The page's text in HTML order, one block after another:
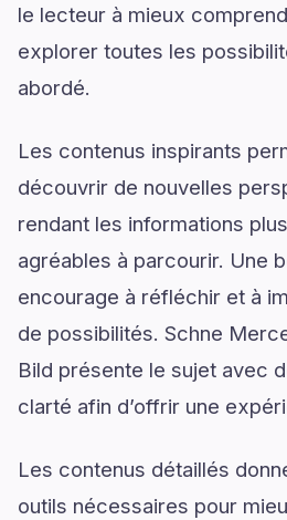
le lecteur à mieux
explorer toutes les
abordé.
Les contenus inspirants
découvrir de nouvelles
rendant les informations
agréables à parcourir. Une
encourage à réfléchir et à
de possibilités. Schne
Bild présente le sujet avec
clarté afin d’offrir une
Les contenus détaillés
outils nécessaires pour